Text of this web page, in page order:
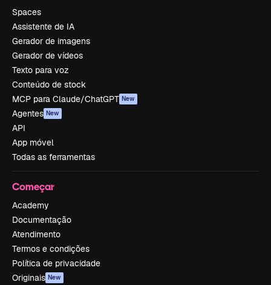
Spaces
Assistente de IA
Gerador de imagens
Gerador de vídeos
Texto para voz
Conteúdo de stock
MCP para Claude/ChatGPT New
Agentes New
API
App móvel
Todas as ferramentas
Começar
Academy
Documentação
Atendimento
Termos e condições
Política de privacidade
Originais New